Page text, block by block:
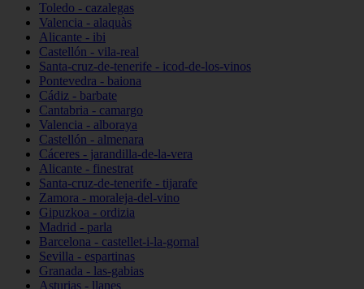
Toledo - cazalegas
Valencia - alaquàs
Alicante - ibi
Castellón - vila-real
Santa-cruz-de-tenerife - icod-de-los-vinos
Pontevedra - baiona
Cádiz - barbate
Cantabria - camargo
Valencia - alboraya
Castellón - almenara
Cáceres - jarandilla-de-la-vera
Alicante - finestrat
Santa-cruz-de-tenerife - tijarafe
Zamora - moraleja-del-vino
Gipuzkoa - ordizia
Madrid - parla
Barcelona - castellet-i-la-gornal
Sevilla - espartinas
Granada - las-gabias
Asturias - llanes